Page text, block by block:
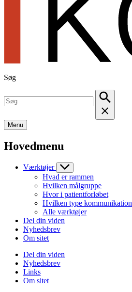
Søg
Menu
Hovedmenu
Værktøjer
Hvad er rammen
Hvilken målgruppe
Hvor i patientforløbet
Hvilken type kommunikation
Alle værktøjer
Del din viden
Nyhedsbrev
Om sitet
Del din viden
Nyhedsbrev
Links
Om sitet